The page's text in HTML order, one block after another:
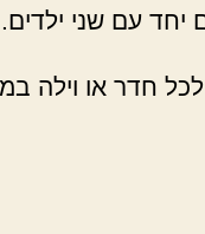
יחד עם שני ילדים.
חדר או וילה